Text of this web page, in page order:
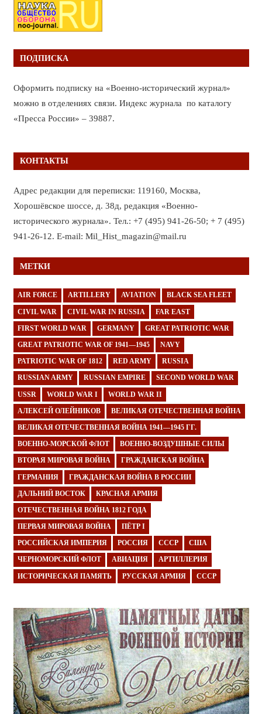
ПОДПИСКА
Оформить подписку на «Военно-исторический журнал»
можно в отделениях связи. Индекс журнала по каталогу
«Пресса России» – 39887.
КОНТАКТЫ
Адрес редакции для переписки: 119160, Москва,
Хорошёвское шоссе, д. 38д, редакция «Военно-
исторического журнала». Тел.: +7 (495) 941-26-50; + 7 (495)
941-26-12. E-mail: Mil_Hist_magazin@mail.ru
МЕТКИ
AIR FORCE ARTILLERY AVIATION BLACK SEA FLEET
CIVIL WAR CIVIL WAR IN RUSSIA FAR EAST
FIRST WORLD WAR GERMANY GREAT PATRIOTIC WAR
GREAT PATRIOTIC WAR OF 1941—1945 NAVY
PATRIOTIC WAR OF 1812 RED ARMY RUSSIA
RUSSIAN ARMY RUSSIAN EMPIRE SECOND WORLD WAR
USSR WORLD WAR I WORLD WAR II
АЛЕКСЕЙ ОЛЕЙНИКОВ ВЕЛИКАЯ ОТЕЧЕСТВЕННАЯ ВОЙНА
ВЕЛИКАЯ ОТЕЧЕСТВЕННАЯ ВОЙНА 1941—1945 ГГ.
ВОЕННО-МОРСКОЙ ФЛОТ ВОЕННО-ВОЗДУШНЫЕ СИЛЫ
ВТОРАЯ МИРОВАЯ ВОЙНА ГРАЖДАНСКАЯ ВОЙНА
ГЕРМАНИЯ ГРАЖДАНСКАЯ ВОЙНА В РОССИИ
ДАЛЬНИЙ ВОСТОК КРАСНАЯ АРМИЯ
ОТЕЧЕСТВЕННАЯ ВОЙНА 1812 ГОДА
ПЕРВАЯ МИРОВАЯ ВОЙНА ПЁТР I
РОССИЙСКАЯ ИМПЕРИЯ РОССИЯ СССР США
ЧЕРНОМОРСКИЙ ФЛОТ АВИАЦИЯ АРТИЛЛЕРИЯ
ИСТОРИЧЕСКАЯ ПАМЯТЬ РУССКАЯ АРМИЯ СССР